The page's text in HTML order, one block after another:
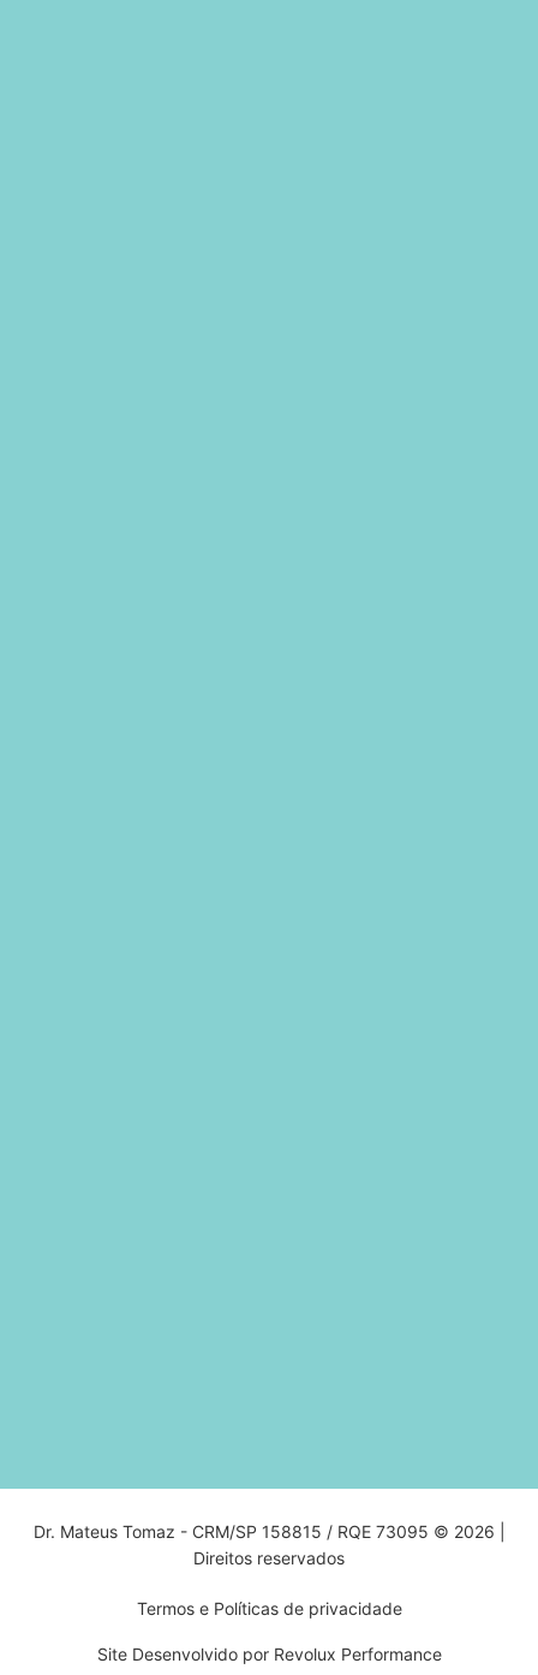
Dr. Mateus Tomaz - CRM/SP 158815 / RQE 73095 © 2026 |
Direitos reservados
Termos e Políticas de privacidade
Site Desenvolvido por Revolux Performance